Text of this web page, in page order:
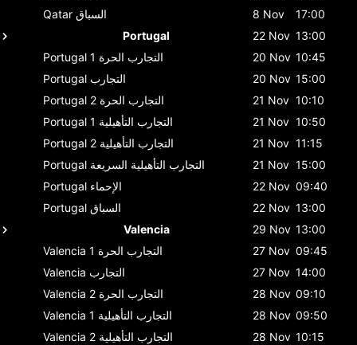
Qatar السباق 8 Nov
17:00
Portugal
22 Nov 13:00
Portugal
التجارب الحرة 1 20 Nov 10:45
Portugal التجارب 20 Nov 15:00
Portugal
التجارب الحرة 2 21 Nov 10:10
Portugal
التجارب التأهيلية 1 21 Nov 10:50
Portugal
التجارب التأهيلية 2 21 Nov 11:15
Portugal التجارب التأهيلية السريعة 21 Nov 15:00
Portugal الإحماء 22 Nov 09:40
Portugal السباق 22 Nov 13:00
Valencia
29 Nov 13:00
Valencia
التجارب الحرة 1 27 Nov 09:45
Valencia التجارب 27 Nov 14:00
Valencia
التجارب الحرة 2 28 Nov 09:10
Valencia
التجارب التأهيلية 1 28 Nov 09:50
Valencia
التجارب التأهيلية 2 28 Nov 10:15